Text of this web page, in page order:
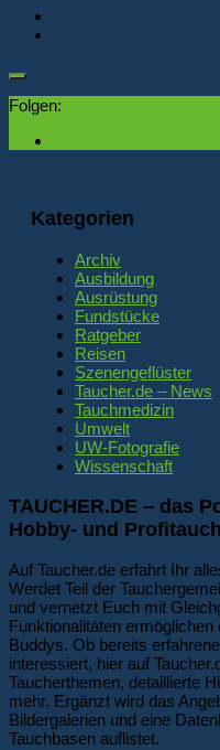
Folgen:
Kategorien
Archiv
Ausbildung
Ausrüstung
Fundstücke
Ratgeber
Reisen
Szenengeflüster
Taucher.de – News
Tauchmedizin
Umwelt
UW-Fotografie
Wissenschaft
TAUCHER.DE – das
Hobby- und
Auf Taucher.de erfahrt Ihr
Werdet Teil der
und vernetzt Euch mit
Funktionalitäten
Buddys. Ob bereits
interessiert, hier auf
Taucherthemen, detaillierte
mehr. Ergänzt wird das
Bildergalerien und eine
Tauchbasen auflistet.